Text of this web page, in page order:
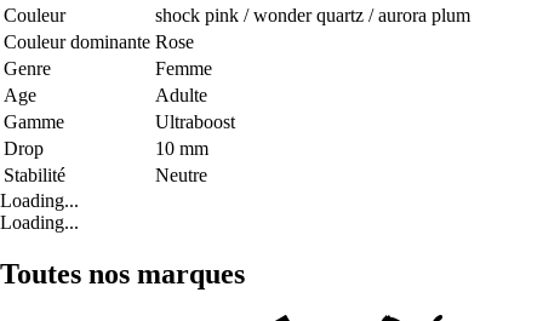
Couleur
shock pink / wonder quartz / aurora plum
Couleur dominante Rose
Genre
Femme
Age
Adulte
Gamme
Ultraboost
Drop
10 mm
Stabilité
Neutre
Loading...
Loading...
Toutes nos marques